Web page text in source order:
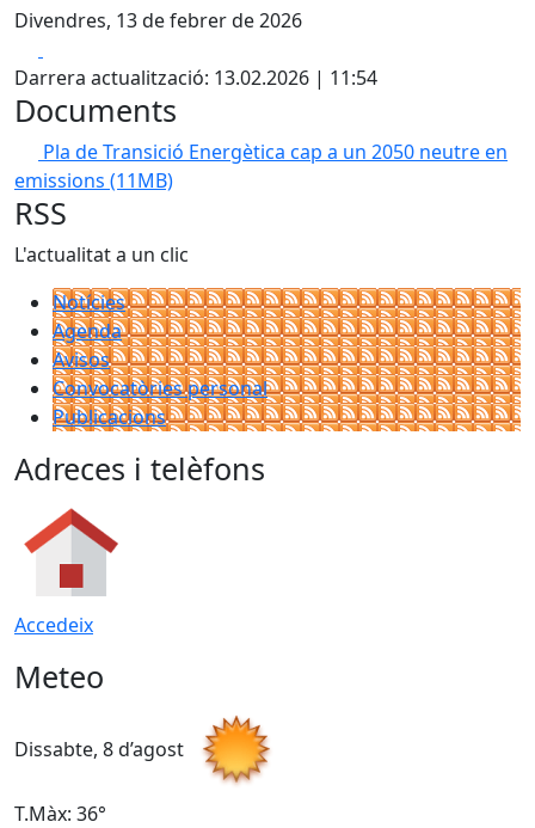
Divendres, 13 de febrer de 2026
Darrera actualització: 13.02.2026 | 11:54
Documents
Pla de Transició Energètica cap a un 2050 neutre en
emissions (11MB)
RSS
L'actualitat a un clic
Notícies
Agenda
Avisos
Convocatòries personal
Publicacions
Adreces i telèfons
Accedeix
Meteo
Dissabte, 8 d’agost
T.Màx: 36°